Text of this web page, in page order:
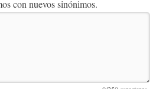
con nuevos sinónimos.